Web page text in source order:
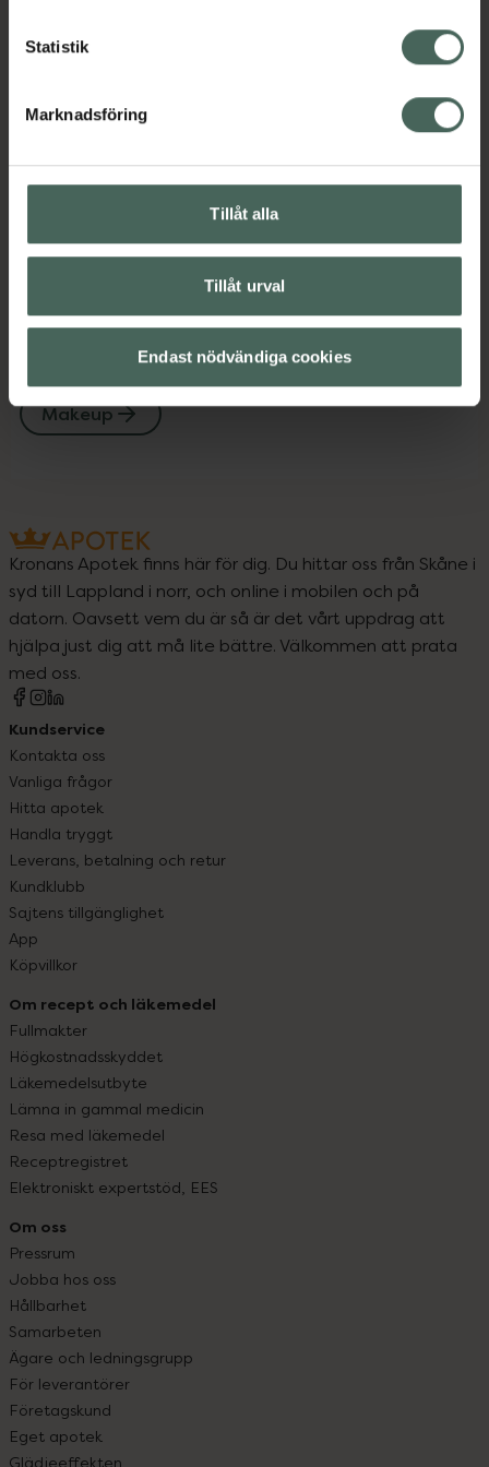
Statistik
Marknadsföring
Tillåt alla
Tillåt urval
Endast nödvändiga cookies
Upptäck flera produkter inom
Basmakeup
Foundation
Makeup
Kronans Apotek finns här för dig. Du hittar oss från Skåne i
syd till Lappland i norr, och online i mobilen och på
datorn. Oavsett vem du är så är det vårt uppdrag att
hjälpa just dig att må lite bättre. Välkommen att prata
med oss.
Kundservice
Kontakta oss
Vanliga frågor
Hitta apotek
Handla tryggt
Leverans, betalning och retur
Kundklubb
Sajtens tillgänglighet
App
Köpvillkor
Om recept och läkemedel
Fullmakter
Högkostnadsskyddet
Läkemedelsutbyte
Lämna in gammal medicin
Resa med läkemedel
Receptregistret
Elektroniskt expertstöd, EES
Om oss
Pressrum
Jobba hos oss
Hållbarhet
Samarbeten
Ägare och ledningsgrupp
För leverantörer
Företagskund
Eget apotek
Glädjeeffekten